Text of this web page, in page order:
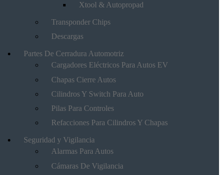
Xtool & Autopropad
Transponder Chips
Descargas
Partes De Cerradura Automotriz
Cargadores Eléctricos Para Autos EV
Chapas Cierre Autos
Cilindros Y Switch Para Auto
Pilas Para Controles
Refacciones Para Cilindros Y Chapas
Seguridad y Vigilancia
Alarmas Para Autos
Cámaras De Vigilancia